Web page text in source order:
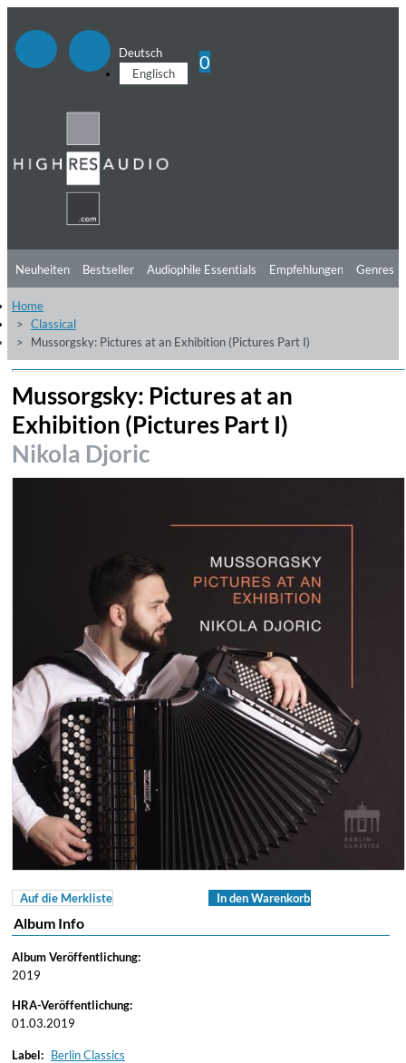
Deutsch
Englisch
0
Neuheiten Bestseller Audiophile Essentials Empfehlungen
Hörtipps
Videos
Genres
Home
Classical
Mussorgsky: Pictures at an Exhibition (Pictures Part I)
Mussorgsky: Pictures at an
Exhibition (Pictures Part I)
Nikola Djoric
Auf die Merkliste In den Warenkorb
Album Info
Album Veröffentlichung:
2019
HRA-Veröffentlichung:
01.03.2019
Label: Berlin Classics